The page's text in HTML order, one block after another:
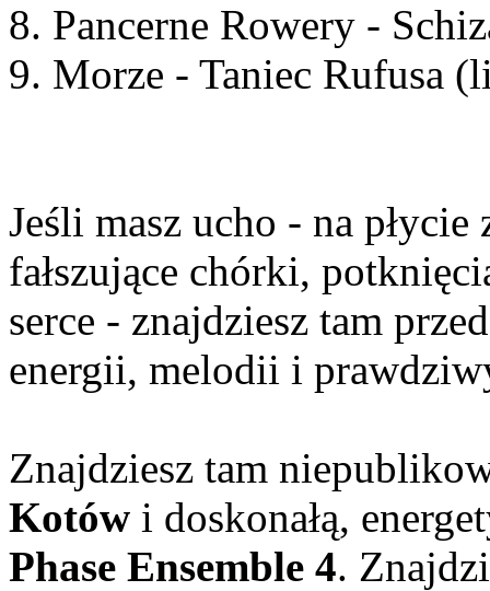
8. Pancerne Rowery -
9. Morze - Taniec Rufusa
Jeśli masz ucho - na
fałszujące chórki,
serce - znajdziesz tam
energii, melodii i
Znajdziesz tam
Kotów i doskonałą,
Phase Ensemble 4.